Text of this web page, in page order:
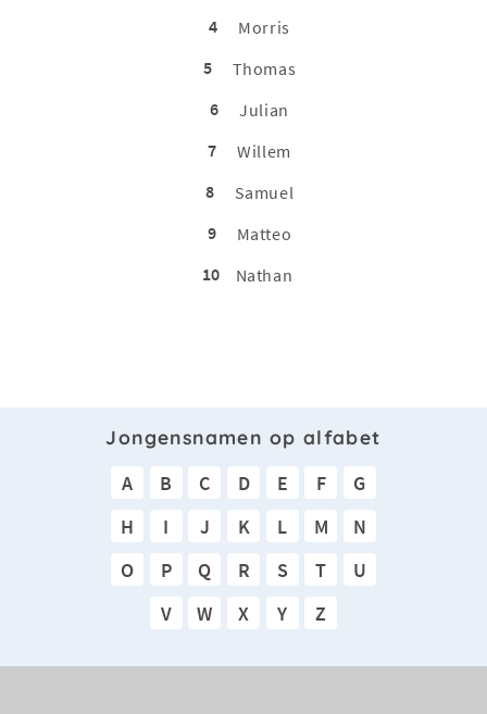
4
Morris
5
Thomas
6
Julian
7
Willem
8
Samuel
9
Matteo
10
Nathan
Jongensnamen op alfabet
A B C D E F
G
H
I J K L M
N
O
P Q R S T
U
V
W X Y Z